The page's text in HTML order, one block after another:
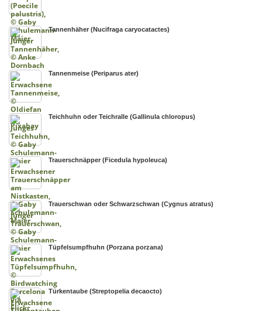
Tannenhäher (Nucifraga caryocatactes)
Tannenmeise (Periparus ater)
Teichhuhn oder Teichralle (Gallinula chloropus)
Trauerschnäpper (Ficedula hypoleuca)
Trauerschwan oder Schwarzschwan (Cygnus atratus)
Tüpfelsumpfhuhn (Porzana porzana)
Türkentaube (Streptopelia decaocto)